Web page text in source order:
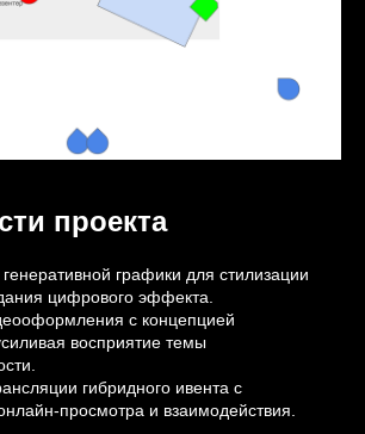
проекта
графики для стилизации
цифрового эффекта.
с концепцией
восприятие темы
гибридного ивента с
просмотра и взаимодействия.